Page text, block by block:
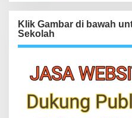
Klik Gambar di bawah
Sekolah